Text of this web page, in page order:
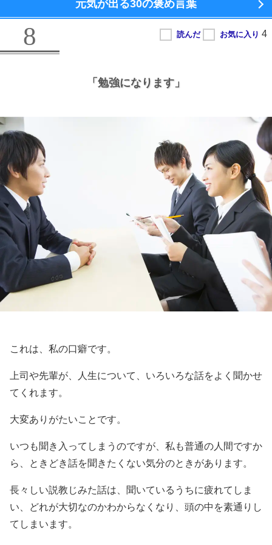
元気が出る30の褒め言葉
8
「勉強になります」
これは、私の口癖です。
上司や先輩が、人生について、いろいろな話をよく聞かせ
てくれます。
大変ありがたいことです。
いつも聞き入ってしまうのですが、私も普通の人間ですか
ら、ときどき話を聞きたくない気分のときがあります。
長々しい説教じみた話は、聞いているうちに疲れてしま
い、どれが大切なのかわからなくなり、頭の中を素通りし
てしまいます。